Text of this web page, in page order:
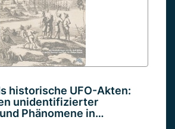
historische UFO-Akten:
unidentifizierter
Phänomene in…